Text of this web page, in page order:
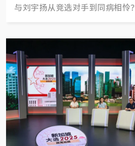
与刘宇扬从竞选对手到同病相怜？